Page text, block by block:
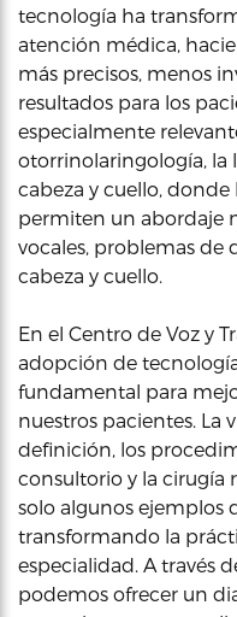
tecnología ha
atención médica,
más precisos, menos
resultados para los
especialmente
otorrinolaringología, la
cabeza y cuello,
permiten un abordaje
vocales, problemas de
cabeza y cuello.
En el Centro de Voz y
adopción de
fundamental para
nuestros pacientes. La
definición, los
consultorio y la cirugía
solo algunos ejemplos
transformando la
especialidad. A través
podemos ofrecer un